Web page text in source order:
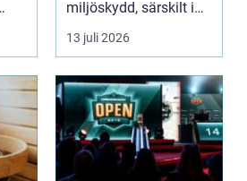
miljöskydd, särskilt i
verksamheter som i...
13 juli 2026